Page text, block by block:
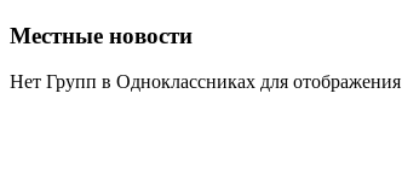
Местные новости
Нет Групп в Одноклассниках для отображения